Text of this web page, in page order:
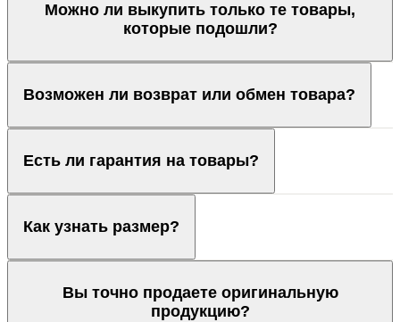
Можно ли выкупить только те товары,
которые подошли?
Возможен ли возврат или обмен товара?
Есть ли гарантия на товары?
Как узнать размер?
Вы точно продаете оригинальную
продукцию?